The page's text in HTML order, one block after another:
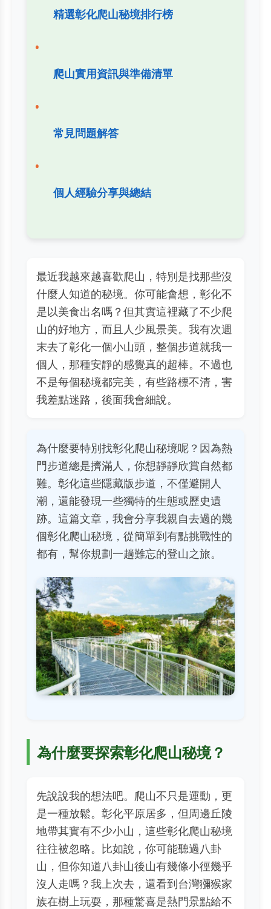
精選彰化爬山秘境排行榜
爬山實用資訊與準備清單
常見問題解答
個人經驗分享與總結
最近我越來越喜歡爬山，特別是找那些沒
什麼人知道的秘境。你可能會想，彰化不
是以美食出名嗎？但其實這裡藏了不少爬
山的好地方，而且人少風景美。我有次週
末去了彰化一個小山頭，整個步道就我一
個人，那種安靜的感覺真的超棒。不過也
不是每個秘境都完美，有些路標不清，害
我差點迷路，後面我會細說。
為什麼要特別找彰化爬山秘境呢？因為熱
門步道總是擠滿人，你想靜靜欣賞自然都
難。彰化這些隱藏版步道，不僅避開人
潮，還能發現一些獨特的生態或歷史遺
跡。這篇文章，我會分享我親自去過的幾
個彰化爬山秘境，從簡單到有點挑戰性的
都有，幫你規劃一趟難忘的登山之旅。
為什麼要探索彰化爬山秘境？
先說說我的想法吧。爬山不只是運動，更
是一種放鬆。彰化平原居多，但周邊丘陵
地帶其實有不少小山，這些彰化爬山秘境
往往被忽略。比如說，你可能聽過八卦
山，但你知道八卦山後山有幾條小徑幾乎
沒人走嗎？我上次去，還看到台灣獼猴家
族在樹上玩耍，那種驚喜是熱門景點給不